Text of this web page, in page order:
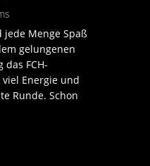
Menge Spaß
gelungenen
FCH-
Energie und
Runde. Schon